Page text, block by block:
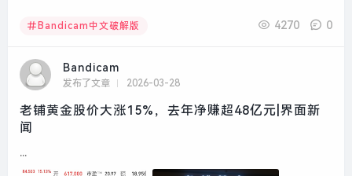
Bandicam中文破解版 4270 0
Bandicam
发布了文章 2026-03-28
老铺黄金股价大涨15%，去年净赚超48亿元|界面新
闻
...